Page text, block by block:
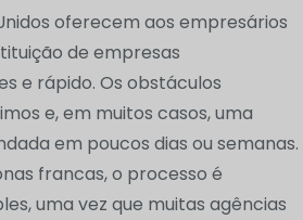
oferecem aos empresários
de empresas
e rápido. Os obstáculos
e, em muitos casos, uma
em poucos dias ou semanas.
francas, o processo é
uma vez que muitas agências